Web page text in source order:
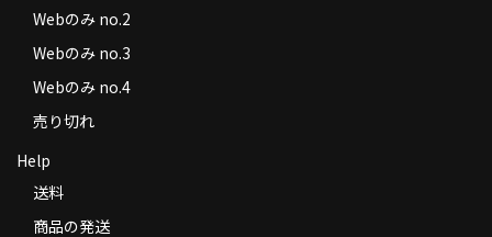
Webのみ no.2
Webのみ no.3
Webのみ no.4
売り切れ
Help
送料
商品の発送